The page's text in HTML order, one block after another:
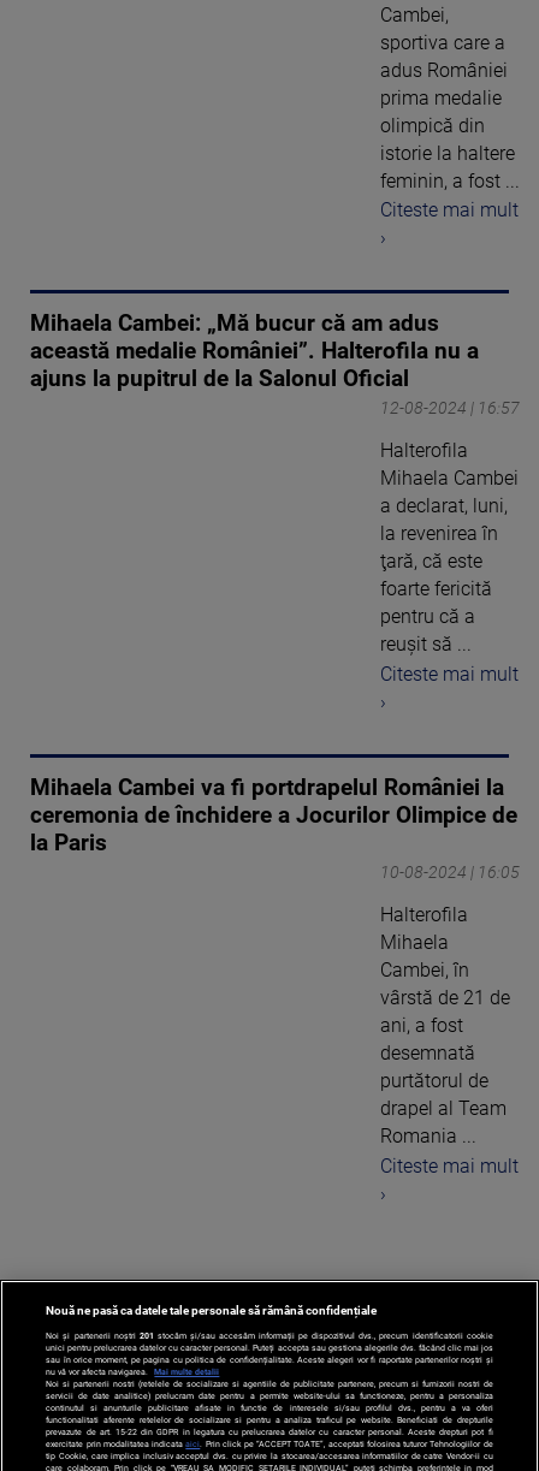
Cambei,
sportiva care a
adus României
prima medalie
olimpică din
istorie la haltere
feminin, a fost ...
Citeste mai mult
›
Mihaela Cambei: „Mă bucur că am adus
această medalie României”. Halterofila nu a
ajuns la pupitrul de la Salonul Oficial
12-08-2024 | 16:57
Halterofila
Mihaela Cambei
a declarat, luni,
la revenirea în
ţară, că este
foarte fericită
pentru că a
reuşit să ...
Citeste mai mult
›
Mihaela Cambei va fi portdrapelul României la
ceremonia de închidere a Jocurilor Olimpice de
la Paris
10-08-2024 | 16:05
Halterofila
Mihaela
Cambei, în
vârstă de 21 de
ani, a fost
desemnată
purtătorul de
drapel al Team
Romania ...
Citeste mai mult
›
1
Nouă ne pasă ca datele tale personale să rămână confidențiale
Noi și partenerii noștri 201 stocăm și/sau accesăm informații pe dispozitivul dvs., precum identificatorii cookie
unici pentru prelucrarea datelor cu caracter personal. Puteți accepta sau gestiona alegerile dvs. făcând clic mai jos
sau în orice moment, pe pagina cu politica de confidențialitate. Aceste alegeri vor fi raportate partenerilor noștri și
nu vă vor afecta navigarea.
Mai multe detalii
Noi si partenerii nostri (retelele de socializare si agentiile de publicitate partenere, precum si furnizorii nostri de
servicii de date analitice) prelucram date pentru a permite website-ului sa functioneze, pentru a personaliza
continutul si anunturile publicitare afisate in functie de interesele si/sau profilul dvs., pentru a va oferi
functionalitati aferente retelelor de socializare si pentru a analiza traficul pe website. Beneficiati de drepturile
prevazute de art. 15-22 din GDPR in legatura cu prelucrarea datelor cu caracter personal. Aceste drepturi pot fi
exercitate prin modalitatea indicataaici . Prin click pe “ACCEPT TOATE”, acceptati folosirea tuturor Tehnologiilor de
tip Cookie, care implica inclusiv acceptul dvs. cu privire la stocarea/accesarea informatiilor de catre Vendor-ii cu
care colaboram. Prin click pe “VREAU SA MODIFIC SETARILE INDIVIDUAL” puteti schimba preferintele in mod